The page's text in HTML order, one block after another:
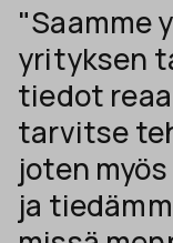
"Saamme
yrityksen
tiedot
tarvitse
joten
ja